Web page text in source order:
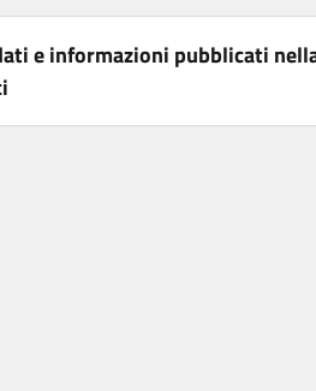
e informazioni pubblicati